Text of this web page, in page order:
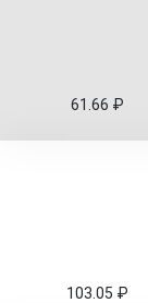
61.66 ₽
103.05 ₽